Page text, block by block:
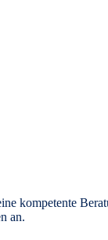
kompetente
an.